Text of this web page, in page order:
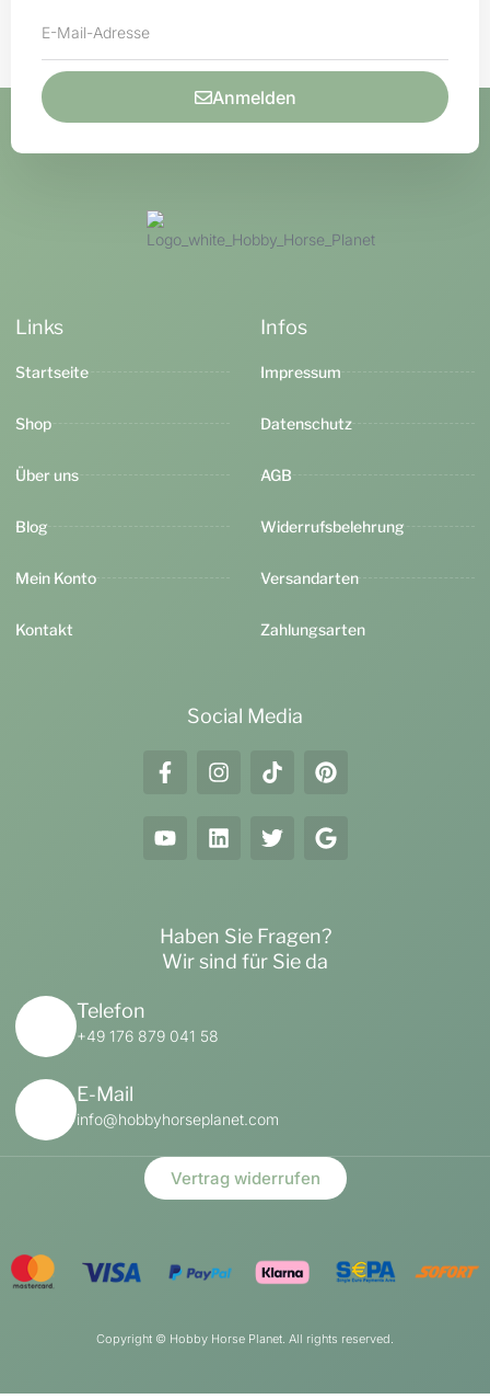
Anmelden
Links
Startseite
Shop
Über uns
Blog
Mein Konto
Kontakt
Infos
Impressum
Datenschutz
AGB
Widerrufsbelehrung
Versandarten
Zahlungsarten
Social Media
Haben Sie Fragen?
Wir sind für Sie da
Telefon
+49 176 879 041 58
E-Mail
info@hobbyhorseplanet.com
Vertrag widerrufen
Copyright © Hobby Horse Planet. All rights reserved.